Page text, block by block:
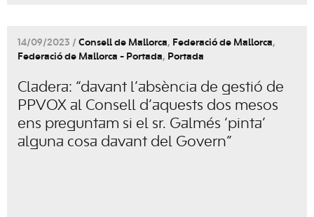
14/09/2023 / Consell de Mallorca, Federació de Mallorca,
Federació de Mallorca - Portada, Portada
Cladera: “davant l’absència de gestió de
PPVOX al Consell d’aquests dos mesos
ens preguntam si el sr. Galmés ‘pinta’
alguna cosa davant del Govern”